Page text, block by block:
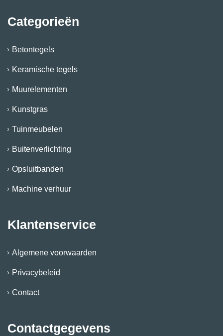
Categorieën
Betontegels
Keramische tegels
Muurelementen
Kunstgras
Tuinmeubelen
Buitenverlichting
Opsluitbanden
Machine verhuur
Klantenservice
Algemene voorwaarden
Privacybeleid
Contact
Contactgegevens